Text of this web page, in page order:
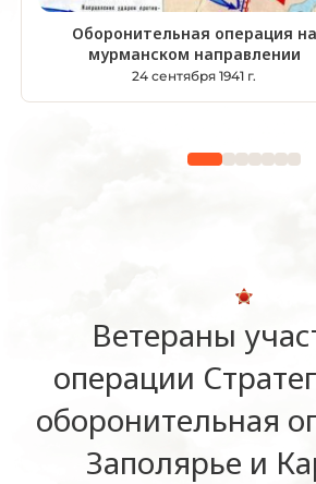
Оборонительная операция на
мурманском направлении
24 сентября 1941 г.
Ветераны
операции
оборонительная
Заполярье и